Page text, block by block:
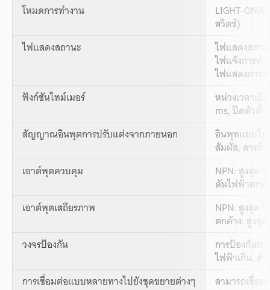
โหมดการทำงาน
LIGHT-ON/
สวิตช์)
ไฟแสดงสถานะ
ไฟแสดงสถา
ไฟแจ้งการทำ
ไฟแสดงการ
ฟังก์ชันไทม์เมอร์
หน่วงเวลาเปิ
ms, ปิดตัวตั้ง
สัญญาณอินพุตการปรับแต่งจากภายนอก
อินพุทแบบไ
สัมผัส, สารกึ่
เอาต์พุตควบคุม
NPN: สูงสุด
ดันไฟฟ้าตกค้
เอาต์พุตเสถียรภาพ
NPN: สูงสุด
ตกค้าง: สูงสุ
วงจรป้องกัน
การป้องกันก
ไฟฟ้าเกิน, ตั
การเชื่อมต่อแบบหลายทางไปยังชุดขยายต่างๆ
สามารถเชื่อม